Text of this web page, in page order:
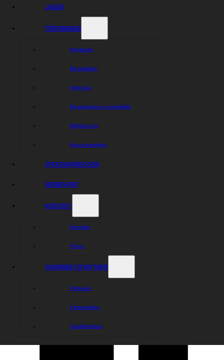
LAGEN
FÖRENINGEN
Styrelsen
Bli medlem
Historia
Rospiggarna i samhället
Miljöpolicy
Sociala medier
SPEEDWAYBUSSEN
WEBBSHOP
KONTAKT
Kontakt
Press
SAMARBETSPARTNER
Partners
Partnerlista
Guldklubben
Vi behöver bli fler som hjälper till och har därför
fler personer engagerade i föreningen. Imorgon är
Måndagar kl 8.00 samlas vi i klubbstugan och äter
något som kan göras. Här finns en bra chans att lära
förening som Rospiggarna.
Varmt välkomna upp till Hisstech AB Arena!
Dela nyheten: